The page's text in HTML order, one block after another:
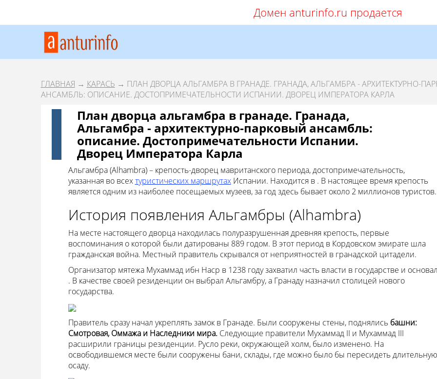
Домен anturinfo.ru продается
ГЛАВНАЯ → КАРАСЬ → ПЛАН ДВОРЦА АЛЬГАМБРА В ГРАНАДЕ. ГРАНАДА, АЛЬГАМБРА - АРХИТЕКТУРНО-
АНСАМБЛЬ: ОПИСАНИЕ. ДОСТОПРИМЕЧАТЕЛЬНОСТИ ИСПАНИИ. ДВОРЕЦ ИМПЕРАТОРА КАРЛА
План дворца альгамбра в гранаде. Гранада,
Альгамбра - архитектурно-парковый ансамбль:
описание. Достопримечательности Испании.
Дворец Императора Карла
Альгамбра (Alhambra) – крепость-дворец мавританского периода, достопримечательность,
указанная во всехтуристических маршрутахИспании. Находится в . В настоящее время крепость
является одним из наиболее посещаемых музеев, за год здесь бывает около 2 миллионов туристов.
История появления Альгамбры (Alhambra)
На месте настоящего дворца находилась полуразрушенная древняя крепость, первые
воспоминания о которой были датированы 889 годом. В этот период в Кордовском эмирате шла
гражданская война. Местный правитель скрывался от неприятностей в гранадской цитадели.
Организатор мятежа Мухаммад ибн Наср в 1238 году захватил часть власти в государстве и
. В качестве своей резиденции он выбрал Альгамбру, а Гранаду назначил столицей нового
государства.
Правитель сразу начал укреплять замок в Гранаде. Были сооружены стены, поднялисьбашни:
Смотровая, Оммажа и Наследники мира. Следующие правители Мухаммад II и Мухаммад III
расширили границы резиденции. Русло реки, окружающей холм, было изменено. На
освободившемся месте были сооружены бани, склады, где можно было бы пересидеть длительную
осаду.